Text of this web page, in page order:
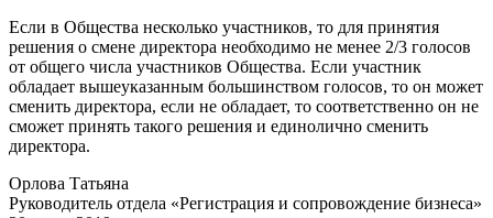
Если в Общества несколько участников, то для принятия
решения о смене директора необходимо не менее 2/3 голосов
от общего числа участников Общества. Если участник
обладает вышеуказанным большинством голосов, то он может
сменить директора, если не обладает, то соответственно он не
сможет принять такого решения и единолично сменить
директора.
Орлова Татьяна
Руководитель отдела «Регистрация и сопровождение бизнеса»